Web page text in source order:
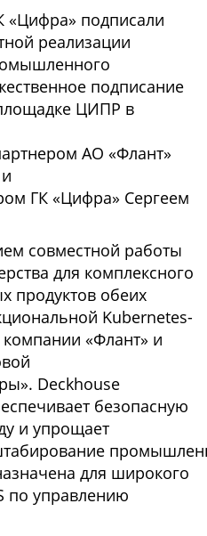
«Цифра» подписали
реализации
подписание
ЦИПР в
АО «Флант»
ГК «Цифра» Сергеем
совместной работы
для комплексного
продуктов обеих
Kubernetes-
«Флант» и
Deckhouse
безопасную
и упрощает
для широкого
по управлению